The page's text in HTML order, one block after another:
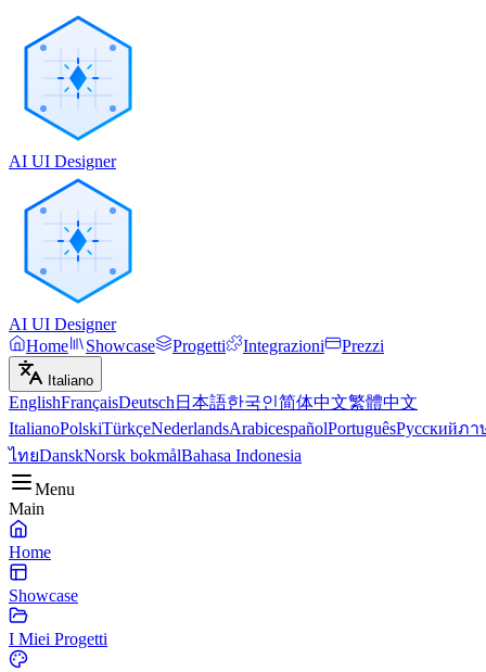
AI UI Designer
AI UI Designer
Home
Showcase Progetti Integrazioni Prezzi
Italiano
EnglishFrançaisDeutsch 日本語한국인简体中文繁體中文
ItalianoPolskiTürkçeNederlandsArabicespañolPortuguêsРусскийภา
ไทยDanskNorsk bokmålBahasa Indonesia
Menu
Main
Home
Showcase
I Miei Progetti